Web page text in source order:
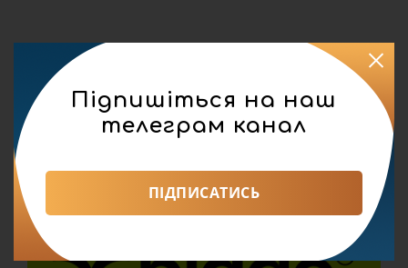
Підпишіться на наш
телеграм канал
ПІДПИСАТИСЬ